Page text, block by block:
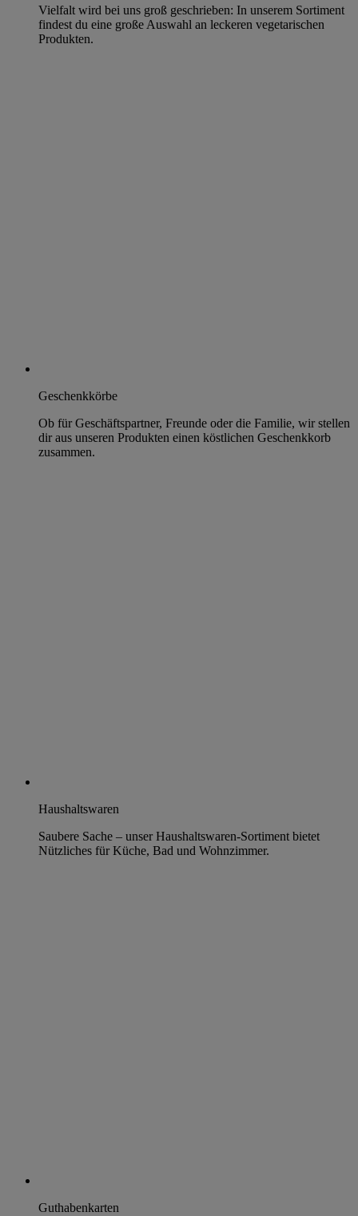
Vielfalt wird bei uns groß geschrieben: In unserem Sortiment
findest du eine große Auswahl an leckeren vegetarischen
Produkten.
Geschenkkörbe
Ob für Geschäftspartner, Freunde oder die Familie, wir stellen
dir aus unseren Produkten einen köstlichen Geschenkkorb
zusammen.
Haushaltswaren
Saubere Sache – unser Haushaltswaren-Sortiment bietet
Nützliches für Küche, Bad und Wohnzimmer.
Guthabenkarten